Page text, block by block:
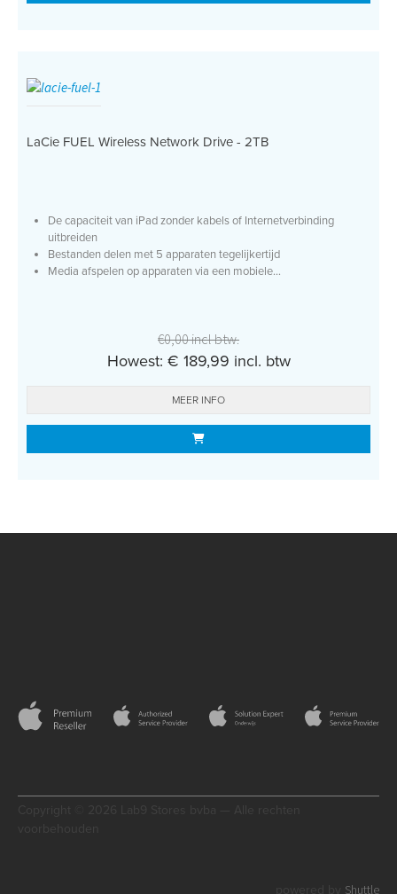
LaCie FUEL Wireless Network Drive - 2TB
De capaciteit van iPad zonder kabels of Internetverbinding
uitbreiden
Bestanden delen met 5 apparaten tegelijkertijd
Media afspelen op apparaten via een mobiele...
€0,00 incl btw.
Howest: € 189,99 incl. btw
MEER INFO
Copyright © 2026 Lab9 Stores bvba — Alle rechten
Shuttle